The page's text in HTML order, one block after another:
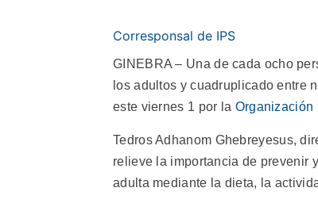
Corresponsal de IPS
GINEBRA – Una de cada ocho
los adultos y cuadruplicado entre
este viernes 1 por la Organización
Tedros Adhanom Ghebreyesus,
relieve la importancia de prevenir
adulta mediante la dieta, la